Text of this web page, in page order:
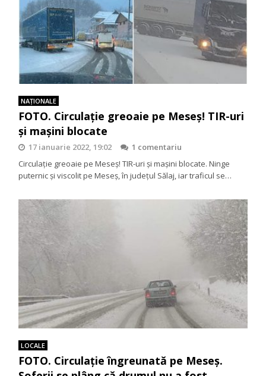
NAŢIONALE
FOTO. Circulație greoaie pe Meseș! TIR-uri
și mașini blocate
17 ianuarie 2022, 19:02
1 comentariu
Circulație greoaie pe Meseș! TIR-uri și mașini blocate. Ninge
puternic și viscolit pe Meseș, în județul Sălaj, iar traficul se…
LOCALE
FOTO. Circulație îngreunată pe Meseș.